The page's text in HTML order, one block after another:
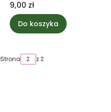
Cena
9,00 zł
Do koszyka
strony z produktami
Strona z 2